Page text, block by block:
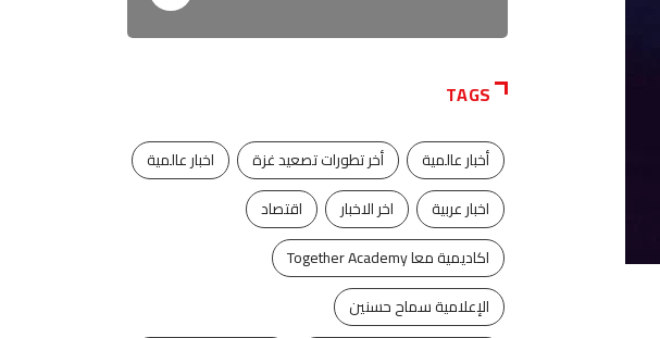
TAGS
أخبار عالمية أخر تطورات تصعيد غزة
اخبار عالمية
اخبار عربية
اخر الاخبار
اقتصاد
اكاديمية معا Together Academy
الإعلامية سماح حسنين